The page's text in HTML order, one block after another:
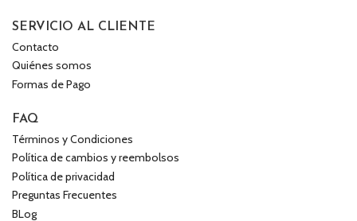
SERVICIO AL CLIENTE
Contacto
Quiénes somos
Formas de Pago
FAQ
Términos y Condiciones
Política de cambios y reembolsos
Política de privacidad
Preguntas Frecuentes
BLog